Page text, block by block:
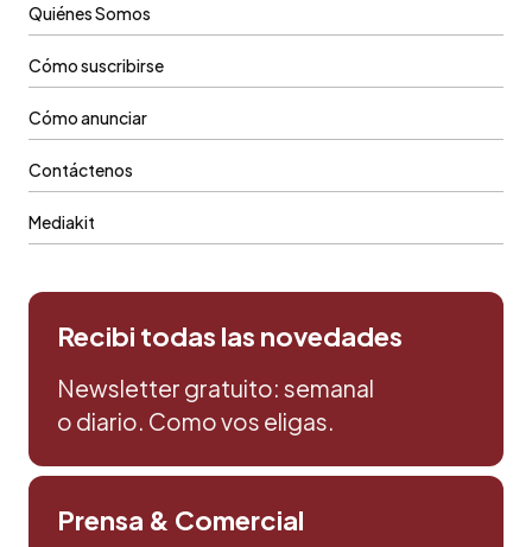
Quiénes Somos
Cómo suscribirse
Cómo anunciar
Contáctenos
Mediakit
Recibi todas las novedades
Newsletter gratuito: semanal
o diario. Como vos eligas.
Prensa & Comercial